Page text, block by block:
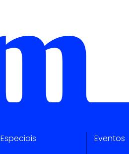
Especiais Eventos